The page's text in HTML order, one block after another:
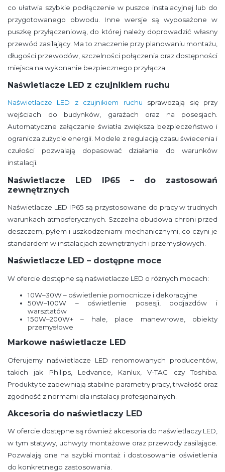
co ułatwia szybkie podłączenie w puszce instalacyjnej lub do
przygotowanego obwodu. Inne wersje są wyposażone w
puszkę przyłączeniową, do której należy doprowadzić własny
przewód zasilający. Ma to znaczenie przy planowaniu montażu,
długości przewodów, szczelności połączenia oraz dostępności
miejsca na wykonanie bezpiecznego przyłącza.
Naświetlacze LED z czujnikiem ruchu
Naświetlacze LED z czujnikiem ruchu sprawdzają się przy
wejściach do budynków, garażach oraz na posesjach.
Automatyczne załączanie światła zwiększa bezpieczeństwo i
ogranicza zużycie energii. Modele z regulacją czasu świecenia i
czułości pozwalają dopasować działanie do warunków
instalacji.
Naświetlacze LED IP65 – do zastosowań
zewnętrznych
Naświetlacze LED IP65 są przystosowane do pracy w trudnych
warunkach atmosferycznych. Szczelna obudowa chroni przed
deszczem, pyłem i uszkodzeniami mechanicznymi, co czyni je
standardem w instalacjach zewnętrznych i przemysłowych.
Naświetlacze LED – dostępne moce
W ofercie dostępne są naświetlacze LED o różnych mocach:
10W–30W – oświetlenie pomocnicze i dekoracyjne
50W–100W – oświetlenie posesji, podjazdów i
warsztatów
150W–200W+ – hale, place manewrowe, obiekty
przemysłowe
Markowe naświetlacze LED
Oferujemy naświetlacze LED renomowanych producentów,
takich jak Philips, Ledvance, Kanlux, V-TAC czy Toshiba.
Produkty te zapewniają stabilne parametry pracy, trwałość oraz
zgodność z normami dla instalacji profesjonalnych.
Akcesoria do naświetlaczy LED
W ofercie dostępne są również akcesoria do naświetlaczy LED,
w tym statywy, uchwyty montażowe oraz przewody zasilające.
Pozwalają one na szybki montaż i dostosowanie oświetlenia
do konkretnego zastosowania.